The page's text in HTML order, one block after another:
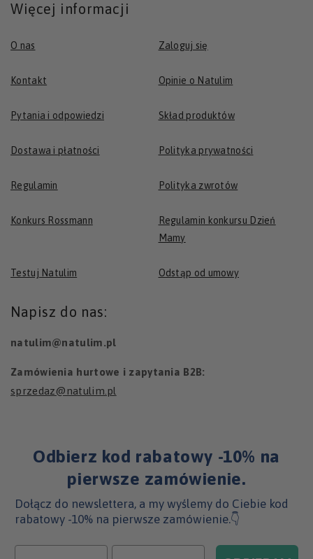
Więcej informacji
O nas Zaloguj się
Kontakt Opinie o Natulim
Pytania i odpowiedzi Skład produktów
Dostawa i płatności Polityka prywatności
Regulamin Polityka zwrotów
Konkurs Rossmann
Regulamin konkursu Dzień
Mamy
Testuj Natulim Odstąp od umowy
Napisz do nas:
natulim@natulim.pl
Zamówienia hurtowe i zapytania B2B:
sprzedaz@natulim.pl
Odbierz kod rabatowy -10% na
pierwsze zamówienie.
Dołącz do newslettera, a my wyślemy do Ciebie kod
rabatowy -10% na pierwsze zamówienie.👇
Imię Email